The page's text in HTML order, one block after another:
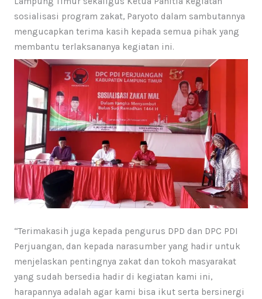
sosialisasi program zakat, Paryoto dalam sambutannya
mengucapkan terima kasih kepada semua pihak yang
membantu terlaksananya kegiatan ini.
“Terimakasih juga kepada pengurus DPD dan DPC PDI
Perjuangan, dan kepada narasumber yang hadir untuk
menjelaskan pentingnya zakat dan tokoh masyarakat
yang sudah bersedia hadir di kegiatan kami ini,
harapannya adalah agar kami bisa ikut serta bersinergi